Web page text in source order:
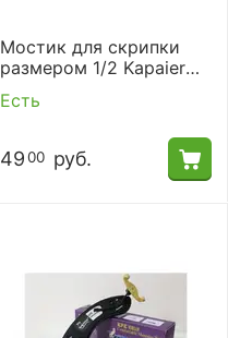
Мостик для скрипки
размером 1/2 Kapaier
NO.620 KPE Wolf
Есть
4900 руб.